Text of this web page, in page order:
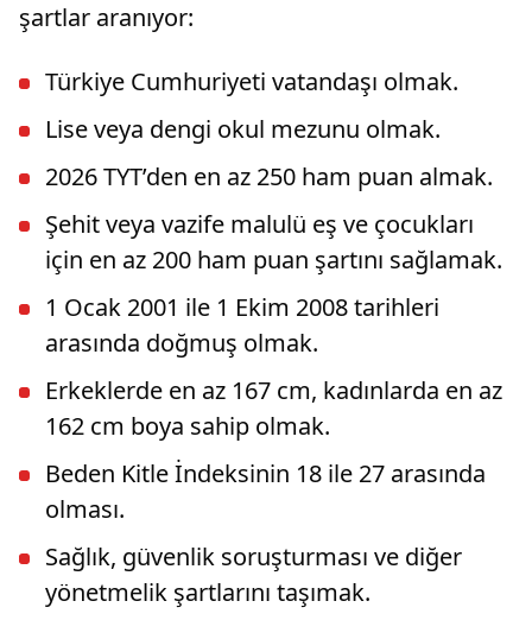
şartlar aranıyor:
Türkiye Cumhuriyeti vatandaşı olmak.
Lise veya dengi okul mezunu olmak.
2026 TYT’den en az 250 ham puan almak.
Şehit veya vazife malulü eş ve çocukları
için en az 200 ham puan şartını sağlamak.
1 Ocak 2001 ile 1 Ekim 2008 tarihleri
arasında doğmuş olmak.
Erkeklerde en az 167 cm, kadınlarda en az
162 cm boya sahip olmak.
Beden Kitle İndeksinin 18 ile 27 arasında
olması.
Sağlık, güvenlik soruşturması ve diğer
yönetmelik şartlarını taşımak.